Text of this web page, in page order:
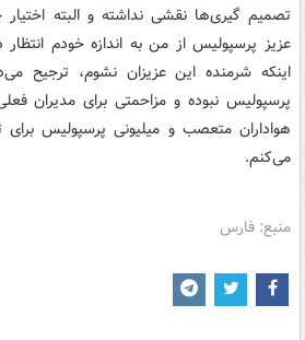
تصمیم گیری‌ها نقشی نداشته و البته
عزیز پرسپولیس از من به اندازه خودم
اینکه شرمنده این عزیزان نشوم، ترجیح
پرسپولیس نبوده و مزاحمتی برای مدیران
هواداران متعصب و میلیونی پرسپولیس
می‌کنم.
منبع: فارس